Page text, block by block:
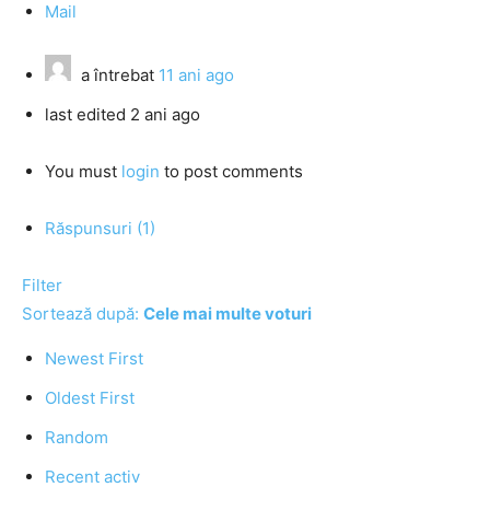
Mail
a întrebat 11 ani ago
last edited 2 ani ago
You must login to post comments
Răspunsuri (1)
Filter
Sortează după: Cele mai multe voturi
Newest First
Oldest First
Random
Recent activ